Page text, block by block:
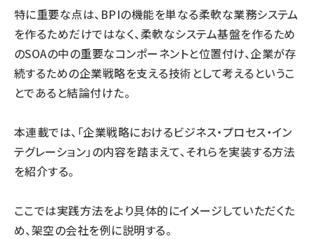
特に重要な点は、BPIの機能を単なる柔軟な業務システム
を作るためだけではなく、柔軟なシステム基盤を作るため
のSOAの中の重要なコンポーネントと位置付け、企業が存
続するための企業戦略を支える技術として考えるというこ
とであると結論付けた。
本連載では、「企業戦略におけるビジネス・プロセス・イン
テグレーション」の内容を踏まえて、それらを実装する方法
を紹介する。
ここでは実践方法をより具体的にイメージしていただくた
め、架空の会社を例に説明する。